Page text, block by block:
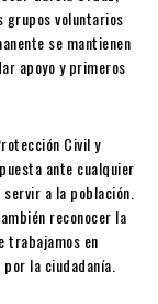
grupos voluntarios
se mantienen
apoyo y primeros
Civil y
ante cualquier
a la población.
reconocer la
trabajamos en
la ciudadanía.